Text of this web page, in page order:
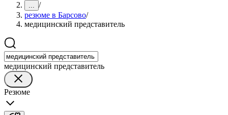
... /
резюме в Барсово/
медицинский представитель
медицинский представитель
Резюме